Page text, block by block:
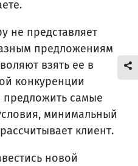
не представляет
предложениям
взять ее в
конкуренции
предложить самые
минимальный
клиент.
новой